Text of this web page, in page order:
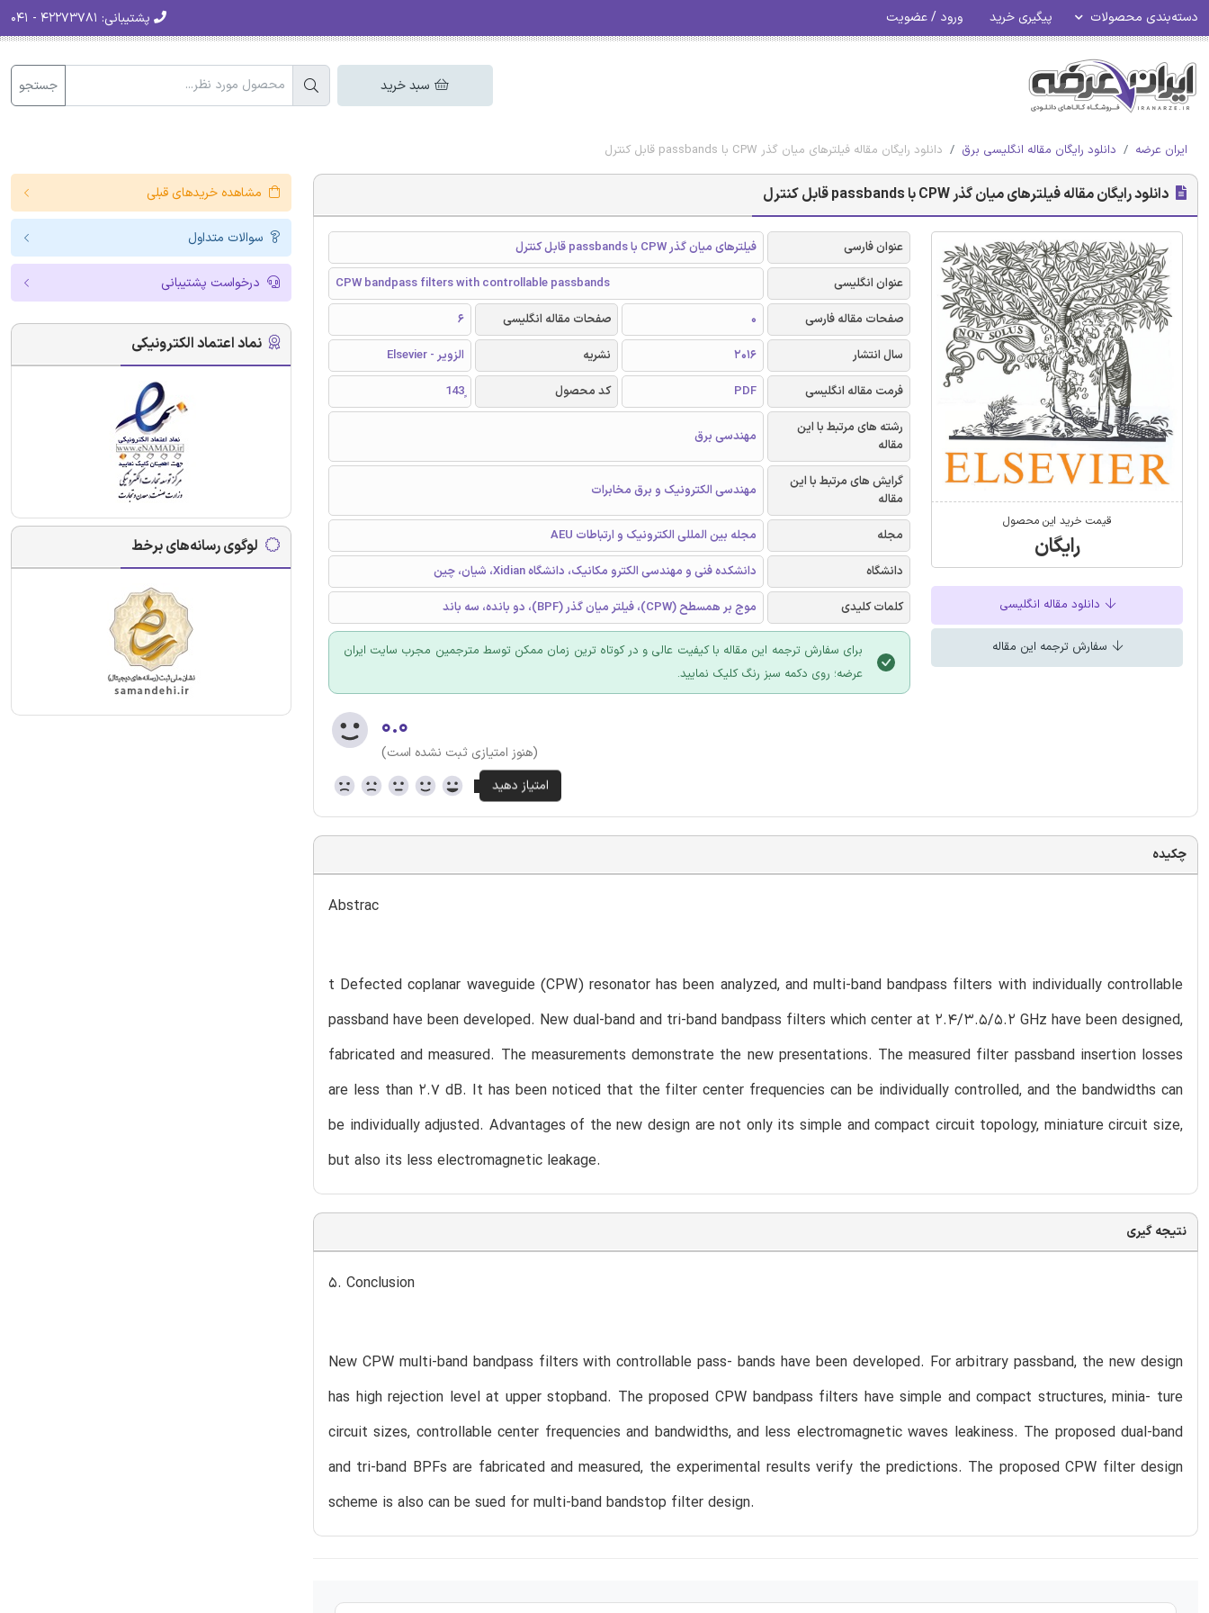
دسته‌بندی محصولات پیگیری خرید ورود / عضویت پشتیبانی:
سبد خرید جستجو
ایران عرضه دانلود رایگان مقاله انگلیسی برق دانلود رایگان مقاله فیلترهای میان گذر CPW با passbands قابل کنترل
دانلود رایگان مقاله فیلترهای میان گذر CPW با passbands قابل کنترل
قیمت خرید این محصول
رایگان
دانلود مقاله انگلیسی
سفارش ترجمه این مقاله
عنوان فارسی
فیلترهای میان گذر CPW با passbands قابل کنترل
عنوان انگلیسی
CPW bandpass filters with controllable passbands
صفحات مقاله فارسی
0 صفحات مقاله انگلیسی
6
سال انتشار
2016 نشریه
الزویر - Elsevier
فرمت مقاله انگلیسی
PDF کد محصول
ٍ143
رشته های مرتبط با این
مقاله
مهندسی برق
گرایش های مرتبط با این
مقاله
مهندسی الکترونیک و برق مخابرات
مجله
مجله بین المللی الکترونیک و ارتباطات AEU
دانشگاه
دانشکده فنی و مهندسی الکترو مکانیک، دانشگاه Xidian، شیان، چین
کلمات کلیدی
موج بر همسطح (CPW)، فیلتر میان گذر (BPF)، دو بانده، سه باند
برای سفارش ترجمه این مقاله با کیفیت عالی و در کوتاه ترین زمان ممکن توسط مترجمین مجرب سایت ایران
عرضه؛ روی دکمه سبز رنگ کلیک نمایید.
۰.۰
(هنوز امتیازی ثبت نشده است)
چکیده
Abstrac
t Defected coplanar waveguide (CPW) resonator has been analyzed, and multi-band bandpass filters with individually controllable
passband have been developed. New dual-band and tri-band bandpass filters which center at 2.4/3.5/5.2 GHz have been designed,
fabricated and measured. The measurements demonstrate the new presentations. The measured filter passband insertion losses
are less than 2.7 dB. It has been noticed that the filter center frequencies can be individually controlled, and the bandwidths can
be individually adjusted. Advantages of the new design are not only its simple and compact circuit topology, miniature circuit size,
but also its less electromagnetic leakage.
نتیجه گیری
5. Conclusion
New CPW multi-band bandpass filters with controllable pass- bands have been developed. For arbitrary passband, the new design
has high rejection level at upper stopband. The proposed CPW bandpass filters have simple and compact structures, minia- ture
circuit sizes, controllable center frequencies and bandwidths, and less electromagnetic waves leakiness. The proposed dual-band
and tri-band BPFs are fabricated and measured, the experimental results verify the predictions. The proposed CPW filter design
scheme is also can be sued for multi-band bandstop filter design.
مشاهده خریدهای قبلی
سوالات متداول
درخواست پشتیبانی
نماد اعتماد الکترونیکی
لوگوی رسانه‌های برخط